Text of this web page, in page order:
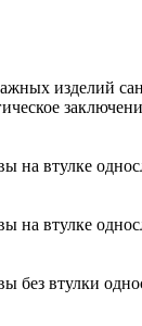
изделий
на втулке
на втулке
без втулки